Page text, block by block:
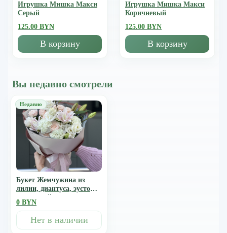
Игрушка Мишка Mакси
Серый
125.00 BYN
В корзину
Игрушка Мишка Mакси
Коричневый
125.00 BYN
В корзину
Вы недавно смотрели
Букет Жемчужина из
лилии, диантуса, эустомы
и кустовой розы
0 BYN
Нет в наличии